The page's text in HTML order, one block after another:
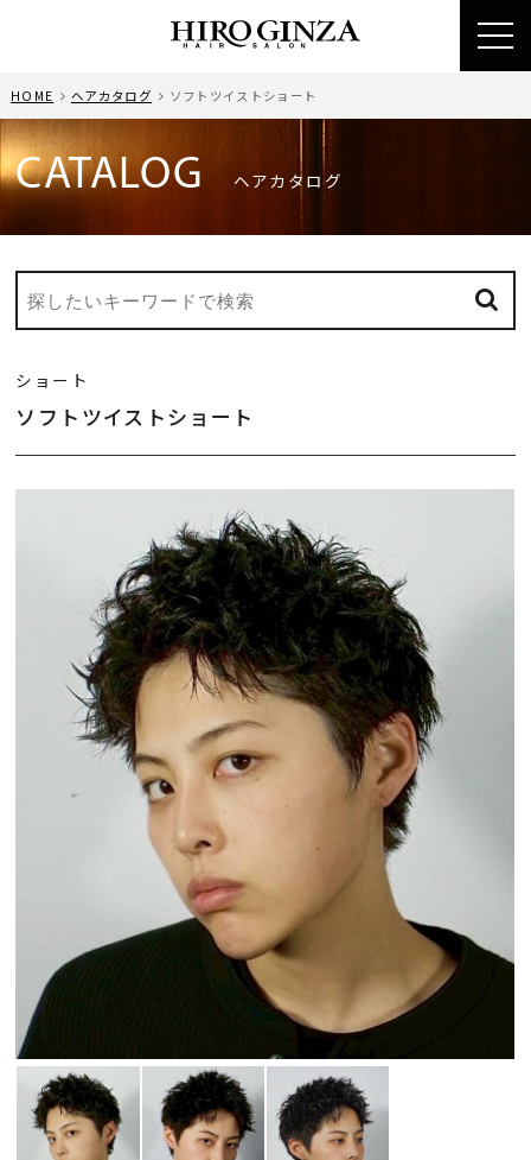
HOME ヘアカタログ ソフトツイストショート
CATALOG ヘアカタログ
ショート
ソフトツイストショート